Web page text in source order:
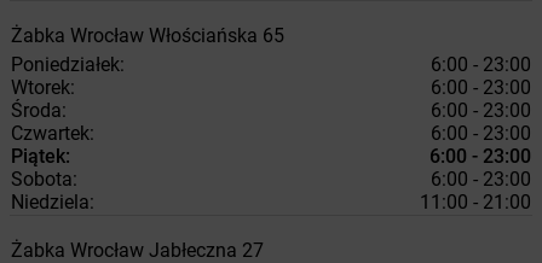
Żabka Wrocław Włościańska 65
Poniedziałek:
6:00 - 23:00
Wtorek:
6:00 - 23:00
Środa:
6:00 - 23:00
Czwartek:
6:00 - 23:00
Piątek:
6:00 - 23:00
Sobota:
6:00 - 23:00
Niedziela:
11:00 - 21:00
Żabka Wrocław Jabłeczna 27